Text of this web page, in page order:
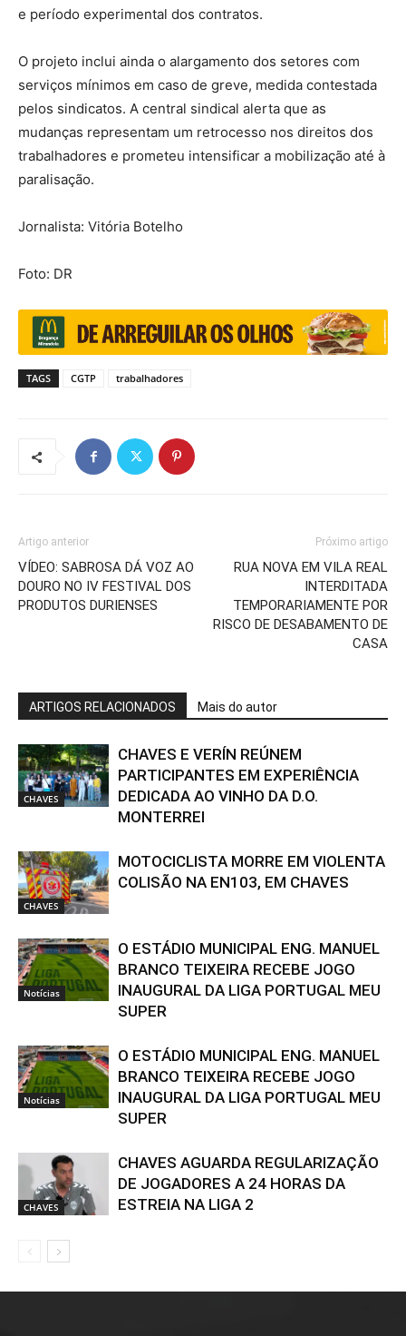
e período experimental dos contratos.
O projeto inclui ainda o alargamento dos setores com
serviços mínimos em caso de greve, medida contestada
pelos sindicatos. A central sindical alerta que as
mudanças representam um retrocesso nos direitos dos
trabalhadores e prometeu intensificar a mobilização até à
paralisação.
Jornalista: Vitória Botelho
Foto: DR
TAGS CGTP trabalhadores
Artigo anterior
VÍDEO: SABROSA DÁ VOZ AO
DOURO NO IV FESTIVAL DOS
PRODUTOS DURIENSES
Próximo artigo
RUA NOVA EM VILA REAL
INTERDITADA
TEMPORARIAMENTE POR
RISCO DE DESABAMENTO DE
CASA
ARTIGOS RELACIONADOS Mais do autor
CHAVES
CHAVES E VERÍN REÚNEM
PARTICIPANTES EM EXPERIÊNCIA
DEDICADA AO VINHO DA D.O.
MONTERREI
CHAVES
MOTOCICLISTA MORRE EM VIOLENTA
COLISÃO NA EN103, EM CHAVES
Notícias
O ESTÁDIO MUNICIPAL ENG. MANUEL
BRANCO TEIXEIRA RECEBE JOGO
INAUGURAL DA LIGA PORTUGAL MEU
SUPER
Notícias
O ESTÁDIO MUNICIPAL ENG. MANUEL
BRANCO TEIXEIRA RECEBE JOGO
INAUGURAL DA LIGA PORTUGAL MEU
SUPER
CHAVES
CHAVES AGUARDA REGULARIZAÇÃO
DE JOGADORES A 24 HORAS DA
ESTREIA NA LIGA 2